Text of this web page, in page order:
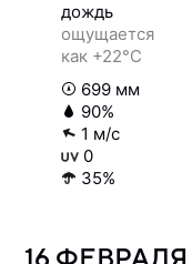
дождь
ощущается
как +22°C
699 мм
90%
1 м/с
0
35%